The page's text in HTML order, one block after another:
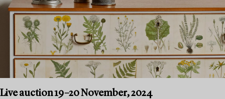
Live auction 19–20 November, 2024